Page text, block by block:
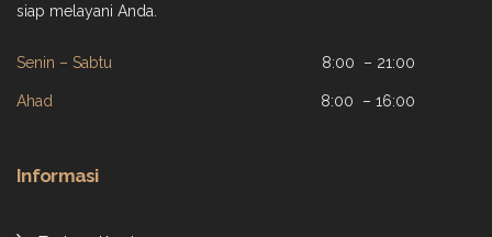
siap melayani Anda.
Senin – Sabtu 8:00 – 21:00
Ahad 8:00 – 16:00
Informasi